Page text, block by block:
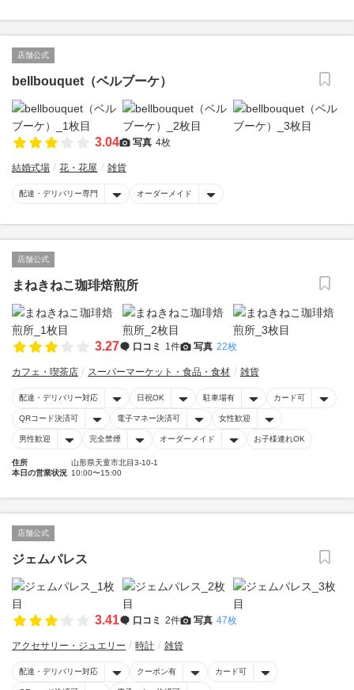
店舗公式
bellbouquet（ベルブーケ）
3.04 写真 4枚
結婚式場 花・花屋 雑貨
配達・デリバリー専門 オーダーメイド
店舗公式
まねきねこ珈琲焙煎所
3.27 口コミ 1件 写真 22枚
カフェ・喫茶店 スーパーマーケット・食品・食材 雑貨
配達・デリバリー対応 日祝OK 駐車場有 カード可
QRコード決済可 電子マネー決済可 女性歓迎
男性歓迎 完全禁煙 オーダーメイド お子様連れOK
住所
山形県天童市北目3-10-1
本日の営業状況 10:00〜15:00
店舗公式
ジェムパレス
3.41 口コミ 2件 写真 47枚
アクセサリー・ジュエリー 時計 雑貨
配達・デリバリー対応 クーポン有 カード可